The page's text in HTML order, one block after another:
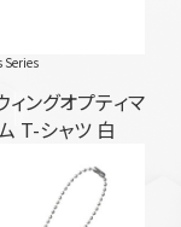
Series
ィングオプティマ
T-シャツ 白